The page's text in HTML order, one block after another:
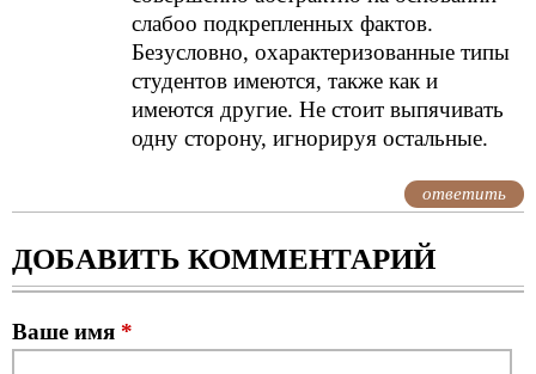
слабоо подкрепленных фактов.
Безусловно, охарактеризованные типы
студентов имеются, также как и
имеются другие. Не стоит выпячивать
одну сторону, игнорируя остальные.
ответить
ДОБАВИТЬ КОММЕНТАРИЙ
Ваше имя *